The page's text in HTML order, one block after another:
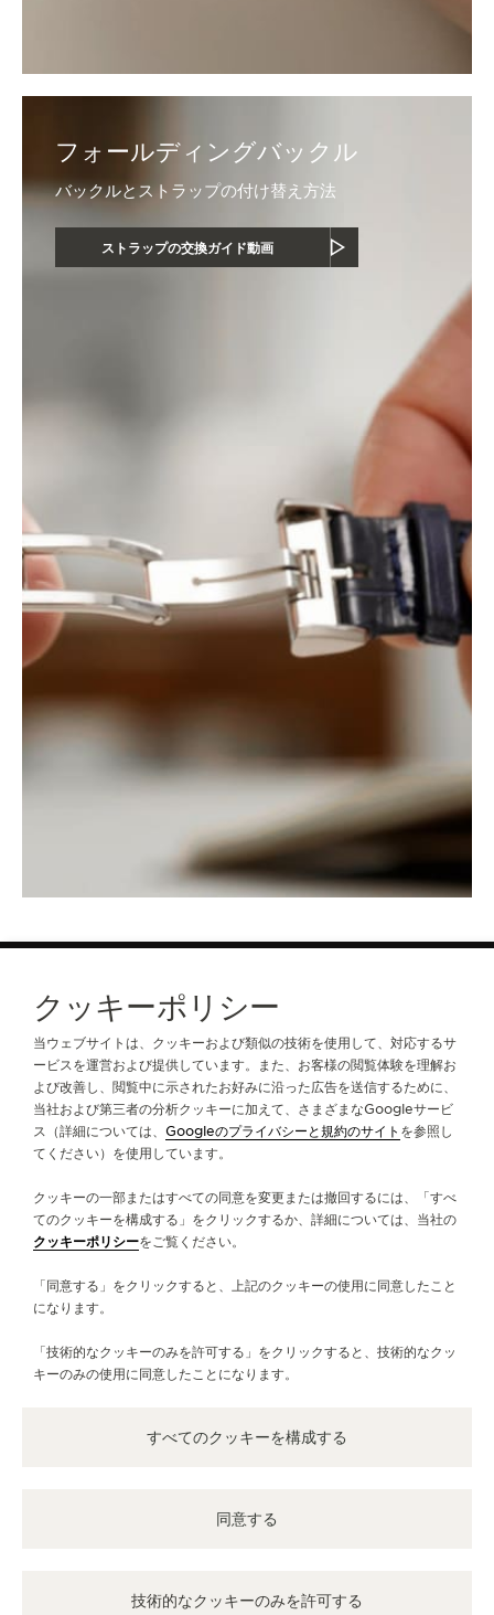
フォールディングバックル
バックルとストラップの付け替え方法
ストラップの交換ガイド動画
ストラップ
ニュースレターに登録
ジャガー・ルクルトについて
サービス
お問い合わせ
プライバシーポリシー
アクセシビリティを管理する
クッキーポリシー
当ウェブサイトは、クッキーおよび類似の技術を使用して、対応するサ
ービスを運営および提供しています。また、お客様の閲覧体験を理解お
よび改善し、閲覧中に示されたお好みに沿った広告を送信するために、
当社および第三者の分析クッキーに加えて、さまざまなGoogleサービ
ス（詳細については、 Googleのプライバシーと規約のサイト を参照し
てください）を使用しています。
クッキーの一部またはすべての同意を変更または撤回するには、「すべ
てのクッキーを構成する」をクリックするか、詳細については、当社の
クッキーポリシーをご覧ください。
「同意する」をクリックすると、上記のクッキーの使用に同意したこと
になります。
「技術的なクッキーのみを許可する」をクリックすると、技術的なクッ
キーのみの使用に同意したことになります。
すべてのクッキーを構成する
同意する
技術的なクッキーのみを許可する